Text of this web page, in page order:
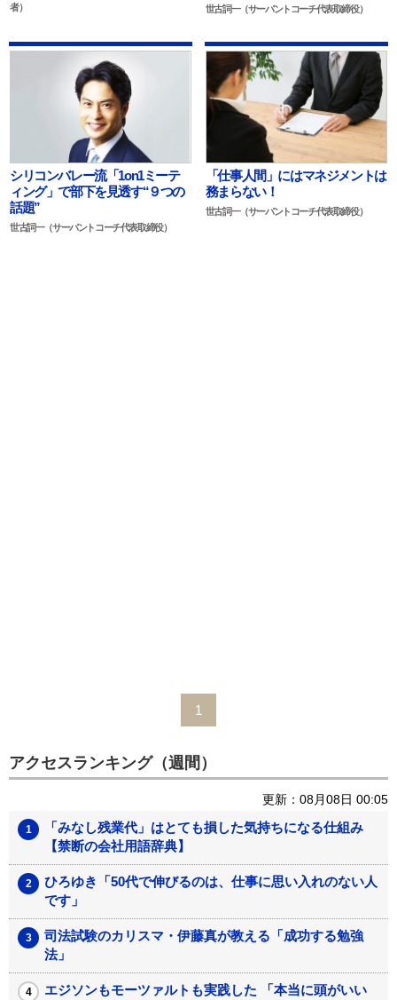
者）
世古詞一（サーバントコーチ代表取締役）
シリコンバレー流「1on1ミーテ
ィング」で部下を見透す“９つの
話題”
世古詞一（サーバントコーチ代表取締役）
「仕事人間」にはマネジメントは
務まらない！
世古詞一（サーバントコーチ代表取締役）
1
アクセスランキング（週間）
更新：08月08日 00:05
「みなし残業代」はとても損した気持ちになる仕組み
【禁断の会社用語辞典】
ひろゆき「50代で伸びるのは、仕事に思い入れのない人
です」
司法試験のカリスマ・伊藤真が教える「成功する勉強
法」
エジソンもモーツァルトも実践した 「本当に頭がいい